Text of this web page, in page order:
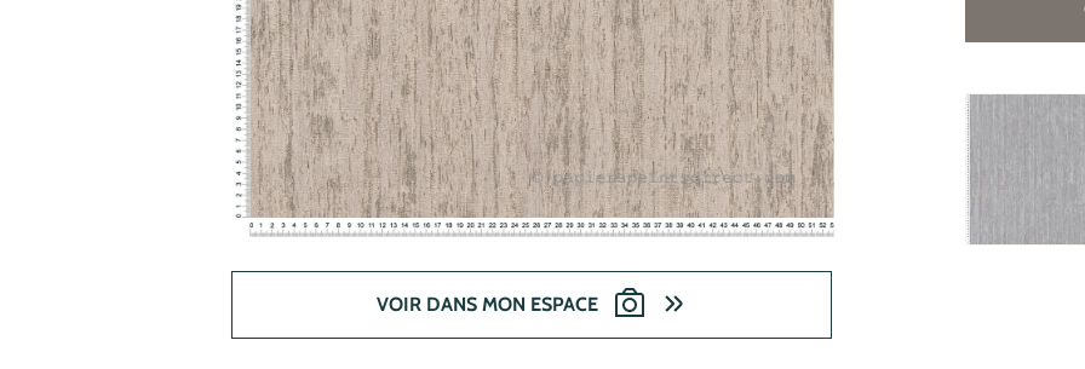
VOIR DANS MON ESPACE